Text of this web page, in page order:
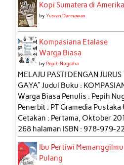
Kopi Sumatera di Amerika
byYusran Darmawan
Kompasiana Etalase
Warga Biasa
byPepih Nugraha
MELAJU PASTI DENGAN
GAYA" Judul Buku :
Warga Biasa Penulis : Pepih
Penerbit : PT Gramedia Pustaka
Cetakan : Pertama, Oktober
268 halaman ISBN : 978-979-
Ibu Pertiwi Memanggilmu
Pulang